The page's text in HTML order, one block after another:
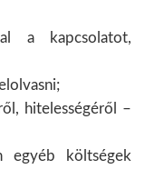
a kapcsolatot,
hitelességéről –
egyéb költségek